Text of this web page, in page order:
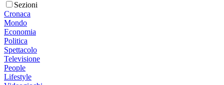
Sezioni
Cronaca
Mondo
Economia
Politica
Spettacolo
Televisione
People
Lifestyle